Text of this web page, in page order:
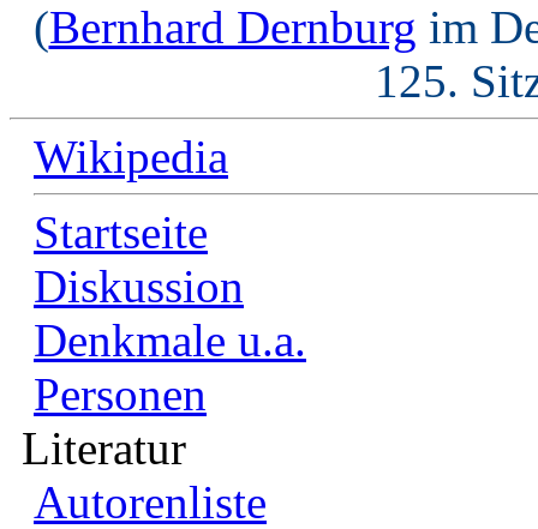
(Bernhard Dernburg im
125.
Wikipedia
Startseite
Diskussion
Denkmale u.a.
Personen
Literatur
Autorenliste